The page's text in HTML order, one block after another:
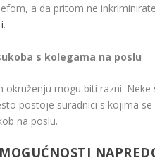
a da pritom ne
.
s kolegama na poslu
okruženju mogu biti razni.
postoje suradnici s kojima
na poslu.